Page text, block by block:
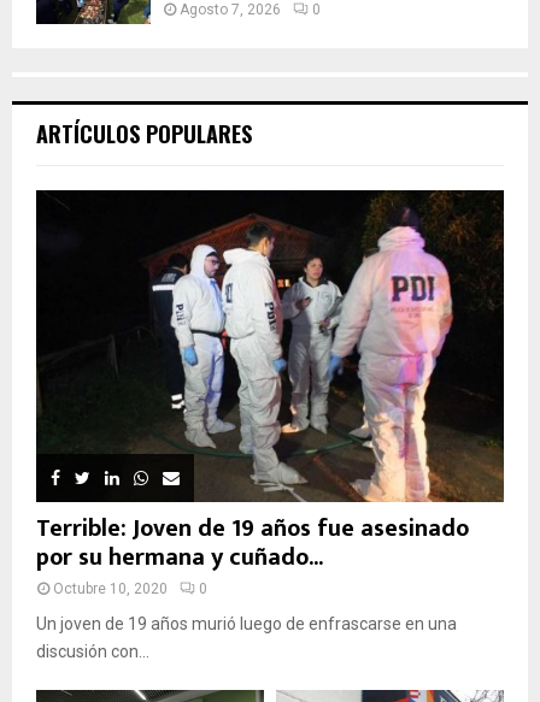
Agosto 7, 2026 0
ARTÍCULOS POPULARES
Terrible: Joven de 19 años fue asesinado
por su hermana y cuñado...
Octubre 10, 2020 0
Un joven de 19 años murió luego de enfrascarse en una
discusión con...